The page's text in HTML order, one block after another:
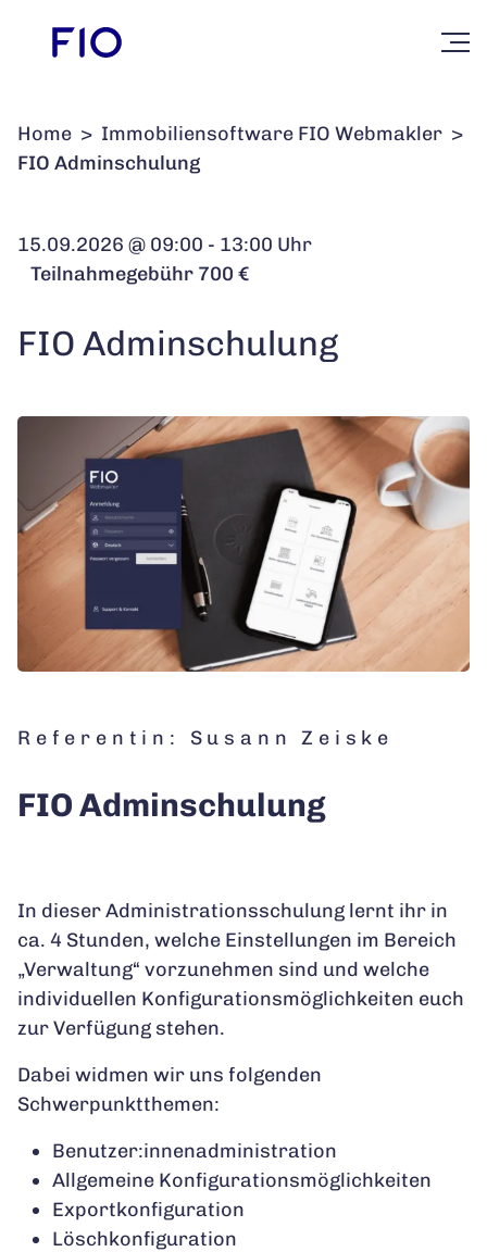
Home > Immobiliensoftware FIO Webmakler >
FIO Adminschulung
15.09.2026 @ 09:00 - 13:00 Uhr
Teilnahmegebühr 700 €
FIO Adminschulung
Referentin: Susann Zeiske
FIO Adminschulung
In dieser Administrationsschulung lernt ihr in
ca. 4 Stunden, welche Einstellungen im Bereich
„Verwaltung“ vorzunehmen sind und welche
individuellen Konfigurationsmöglichkeiten euch
zur Verfügung stehen.
Dabei widmen wir uns folgenden
Schwerpunktthemen:
Benutzer:innenadministration
Allgemeine Konfigurationsmöglichkeiten
Exportkonfiguration
Löschkonfiguration